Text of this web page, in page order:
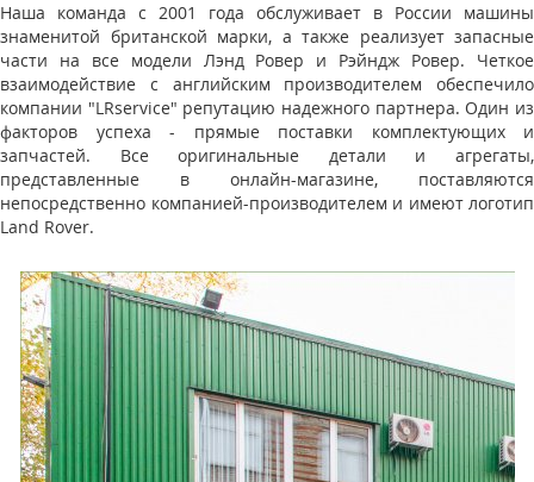
Наша команда с 2001 года обслуживает в России машины
знаменитой британской марки, а также реализует запасные
части на все модели Лэнд Ровер и Рэйндж Ровер. Четкое
взаимодействие с английским производителем обеспечило
компании "LRservice" репутацию надежного партнера. Один из
факторов успеха - прямые поставки комплектующих и
запчастей. Все оригинальные детали и агрегаты,
представленные в онлайн-магазине, поставляются
непосредственно компанией-производителем и имеют логотип
Land Rover.